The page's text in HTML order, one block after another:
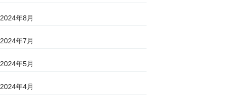
2024年8月
2024年7月
2024年5月
2024年4月